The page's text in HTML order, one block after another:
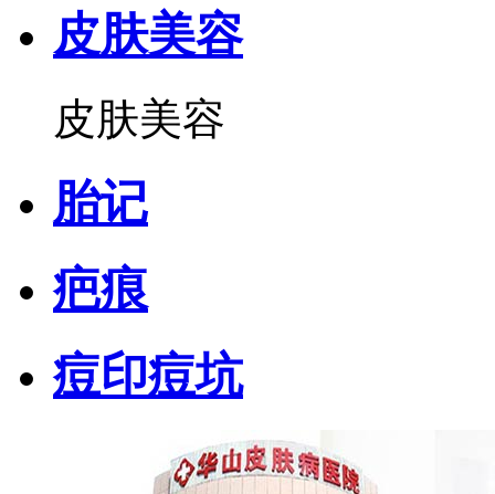
皮肤美容
皮肤美容
胎记
疤痕
痘印痘坑